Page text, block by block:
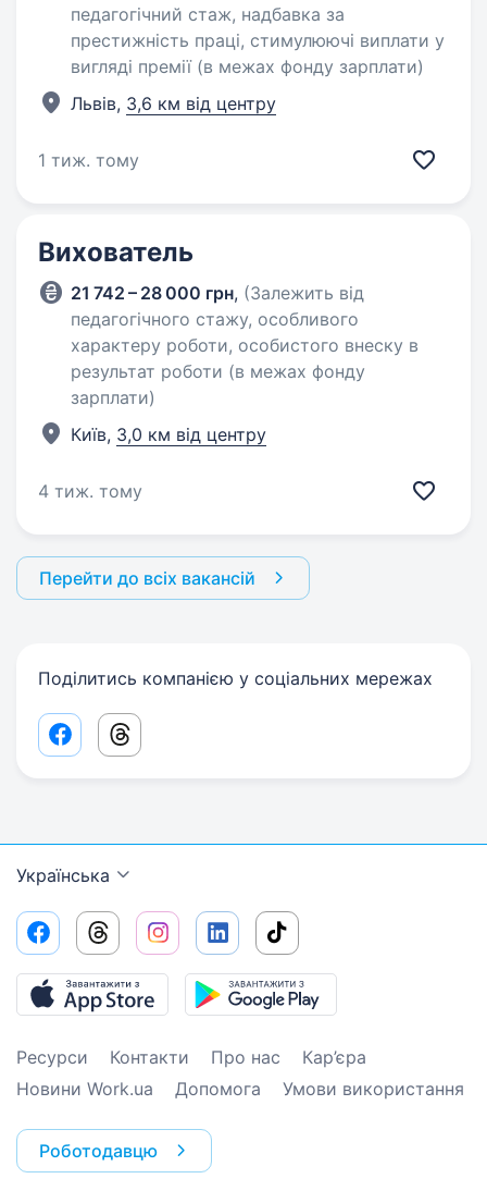
педагогічний стаж, надбавка за
престижність праці, стимулюючі виплати у
вигляді премії (в межах фонду зарплати)
Львів, 3,6 км від центру
1 тиж. тому
Вихователь
21 742 – 28 000 грн, (Залежить від
педагогічного стажу, особливого
характеру роботи, особистого внеску в
результат роботи (в межах фонду
зарплати)
Київ, 3,0 км від центру
4 тиж. тому
Перейти до всіх вакансій
Поділитись компанією у соціальних мережах
Facebook share link
Threads share link
Українська
Ресурси Контакти Про нас
Кар’єра
Новини Work.ua
Допомога Умови використання
Роботодавцю